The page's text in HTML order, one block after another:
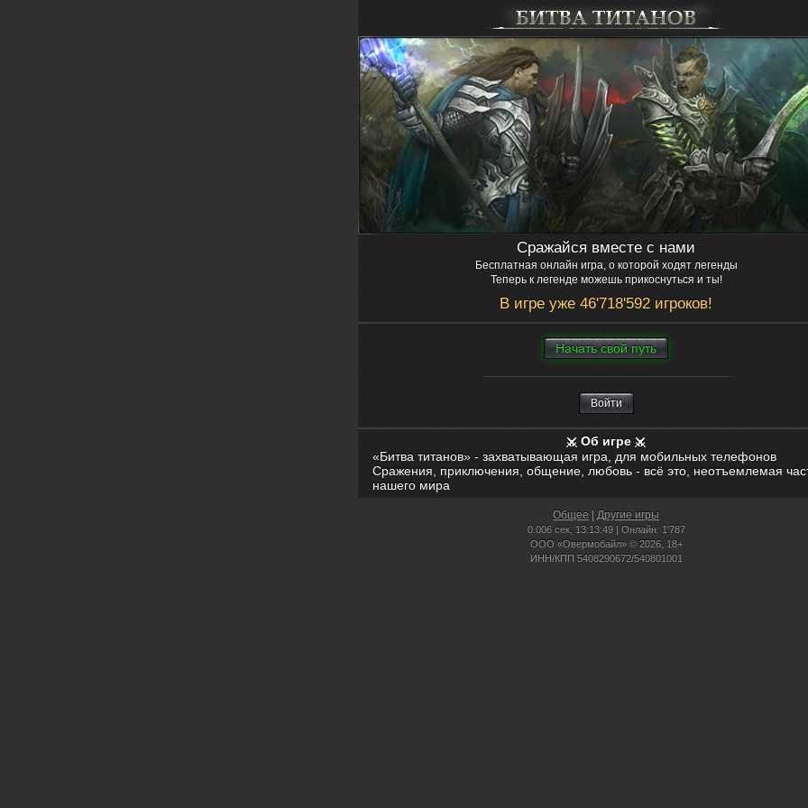
Сражайся вместе с нами
Бесплатная онлайн игра, о которой ходят легенды
Теперь к легенде можешь прикоснуться и ты!
В игре уже 46'718'592 игроков!
Нaчaть свой путь
Войти
Об игре
«Битва титанов» - захватывающая игра, для мобильных телефонов
Сражения, приключения, общение, любовь - всё это, неотъемлемая
нашего мира
Общее Другие игры
0.006 сек, 13:13:49 | Онлайн: 1'787
ООО «Овермобайл» © 2026, 18+
ИНН/КПП 5408290672/540801001